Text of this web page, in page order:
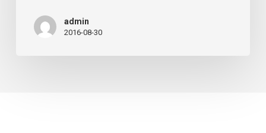
admin
2016-08-30